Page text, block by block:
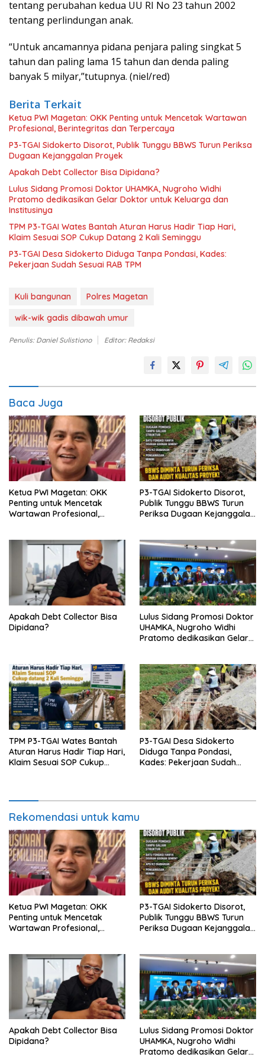
tentang perubahan kedua UU RI No 23 tahun 2002
tentang perlindungan anak.
“Untuk ancamannya pidana penjara paling singkat 5
tahun dan paling lama 15 tahun dan denda paling
banyak 5 milyar,”tutupnya. (niel/red)
Berita Terkait
Ketua PWI Magetan: OKK Penting untuk Mencetak Wartawan
Profesional, Berintegritas dan Terpercaya
P3-TGAI Sidokerto Disorot, Publik Tunggu BBWS Turun Periksa
Dugaan Kejanggalan Proyek
Apakah Debt Collector Bisa Dipidana?
Lulus Sidang Promosi Doktor UHAMKA, Nugroho Widhi
Pratomo dedikasikan Gelar Doktor untuk Keluarga dan
Institusinya
TPM P3-TGAI Wates Bantah Aturan Harus Hadir Tiap Hari,
Klaim Sesuai SOP Cukup Datang 2 Kali Seminggu
P3-TGAI Desa Sidokerto Diduga Tanpa Pondasi, Kades:
Pekerjaan Sudah Sesuai RAB TPM
Kuli bangunan
Polres Magetan
wik-wik gadis dibawah umur
Penulis: Daniel Sulistiono Editor: Redaksi
Baca Juga
Ketua PWI Magetan: OKK
Penting untuk Mencetak
Wartawan Profesional,
P3-TGAI Sidokerto Disorot,
Publik Tunggu BBWS Turun
Periksa Dugaan Kejanggalan
Apakah Debt Collector Bisa
Dipidana?
Lulus Sidang Promosi Doktor
UHAMKA, Nugroho Widhi
Pratomo dedikasikan Gelar
TPM P3-TGAI Wates Bantah
Aturan Harus Hadir Tiap Hari,
Klaim Sesuai SOP Cukup
P3-TGAI Desa Sidokerto
Diduga Tanpa Pondasi,
Kades: Pekerjaan Sudah
Rekomendasi untuk kamu
Ketua PWI Magetan: OKK
Penting untuk Mencetak
Wartawan Profesional,
P3-TGAI Sidokerto Disorot,
Publik Tunggu BBWS Turun
Periksa Dugaan Kejanggalan
Apakah Debt Collector Bisa
Dipidana?
Lulus Sidang Promosi Doktor
UHAMKA, Nugroho Widhi
Pratomo dedikasikan Gelar